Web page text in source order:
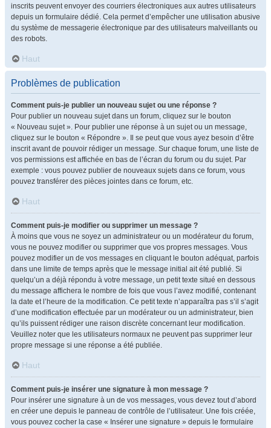
inscrits peuvent envoyer des courriers électroniques aux autres utilisateurs
depuis un formulaire dédié. Cela permet d’empêcher une utilisation abusive
du système de messagerie électronique par des utilisateurs malveillants ou
des robots.
Haut
Problèmes de publication
Comment puis-je publier un nouveau sujet ou une réponse ?
Pour publier un nouveau sujet dans un forum, cliquez sur le bouton
« Nouveau sujet ». Pour publier une réponse à un sujet ou un message,
cliquez sur le bouton « Répondre ». Il se peut que vous ayez besoin d’être
inscrit avant de pouvoir rédiger un message. Sur chaque forum, une liste de
vos permissions est affichée en bas de l’écran du forum ou du sujet. Par
exemple : vous pouvez publier de nouveaux sujets dans ce forum, vous
pouvez transférer des pièces jointes dans ce forum, etc.
Haut
Comment puis-je modifier ou supprimer un message ?
À moins que vous ne soyez un administrateur ou un modérateur du forum,
vous ne pouvez modifier ou supprimer que vos propres messages. Vous
pouvez modifier un de vos messages en cliquant le bouton adéquat, parfois
dans une limite de temps après que le message initial ait été publié. Si
quelqu’un a déjà répondu à votre message, un petit texte situé en dessous
du message affichera le nombre de fois que vous l’avez modifié, contenant
la date et l’heure de la modification. Ce petit texte n’apparaîtra pas s’il s’agit
d’une modification effectuée par un modérateur ou un administrateur, bien
qu’ils puissent rédiger une raison discrète concernant leur modification.
Veuillez noter que les utilisateurs normaux ne peuvent pas supprimer leur
propre message si une réponse a été publiée.
Haut
Comment puis-je insérer une signature à mon message ?
Pour insérer une signature à un de vos messages, vous devez tout d’abord
en créer une depuis le panneau de contrôle de l’utilisateur. Une fois créée,
vous pouvez cocher la case « Insérer une signature » depuis le formulaire